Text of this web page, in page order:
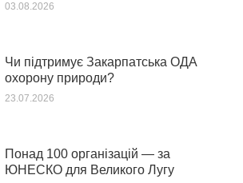
03.08.2026
Чи підтримує Закарпатська ОДА
охорону природи?
23.07.2026
Понад 100 організацій — за
ЮНЕСКО для Великого Лугу